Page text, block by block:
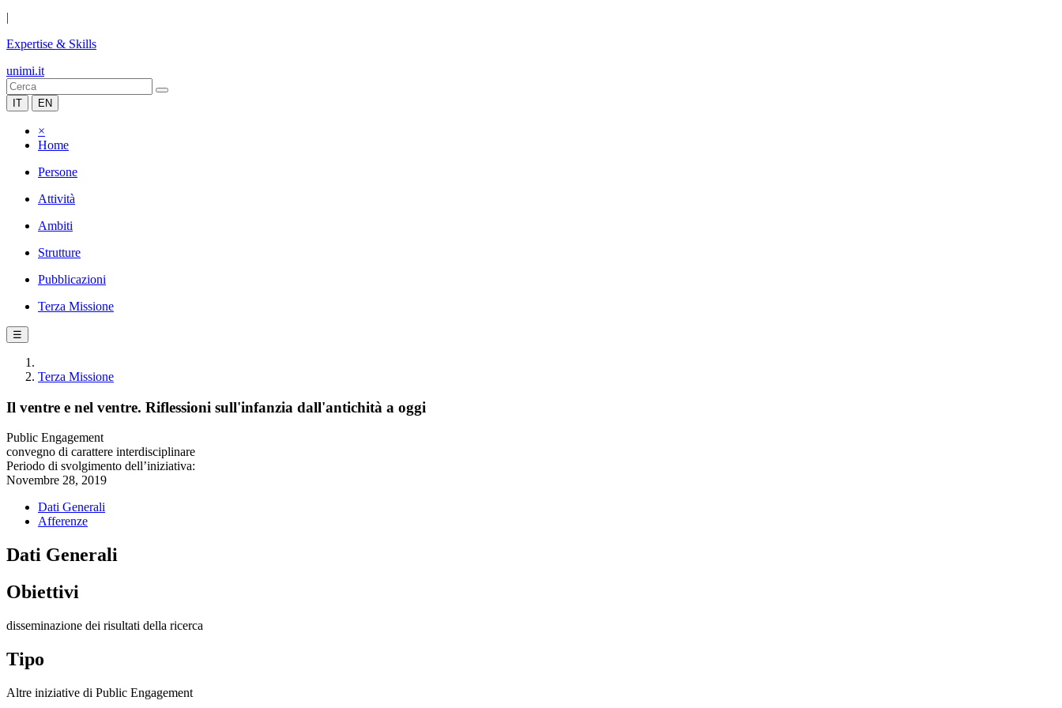
|
Expertise & Skills
unimi.it
IT EN
×
Home
Persone
Attività
Ambiti
Strutture
Pubblicazioni
Terza Missione
☰
Terza Missione
Il ventre e nel ventre. Riflessioni sull'infanzia dall'antichità a oggi
Public Engagement
convegno di carattere interdisciplinare
Periodo di svolgimento dell’iniziativa:
Novembre 28, 2019
Dati Generali
Afferenze
Dati Generali
Obiettivi
disseminazione dei risultati della ricerca
Tipo
Altre iniziative di Public Engagement